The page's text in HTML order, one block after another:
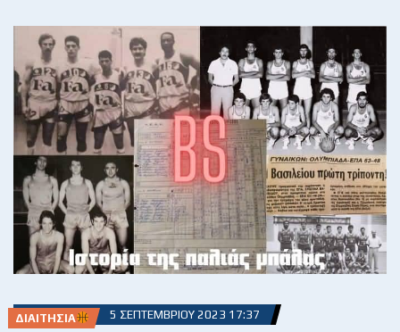
ΔΙΑΙΤΗΣΊΑ 5 ΣΕΠΤΕΜΒΡΊΟΥ 2023 17:37